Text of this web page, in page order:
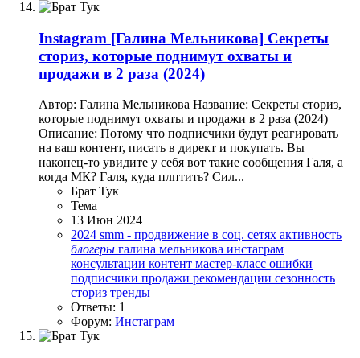
Instagram [Галина Мельникова] Секреты
сториз, которые поднимут охваты и
продажи в 2 раза (2024)
Автор: Галина Мельникова Название: Секреты сториз,
которые поднимут охваты и продажи в 2 раза (2024)
Описание: Потому что подписчики будут реагировать
на ваш контент, писать в директ и покупать. Вы
наконец-то увидите у себя вот такие сообщения Галя, а
когда МК? Галя, куда плптить? Сил...
Брат Тук
Тема
13 Июн 2024
2024 smm - продвижение в соц. сетях активность
блогеры галина мельникова инстаграм
консультации контент мастер-класс ошибки
подписчики продажи рекомендации сезонность
сториз тренды
Ответы: 1
Форум: Инстаграм